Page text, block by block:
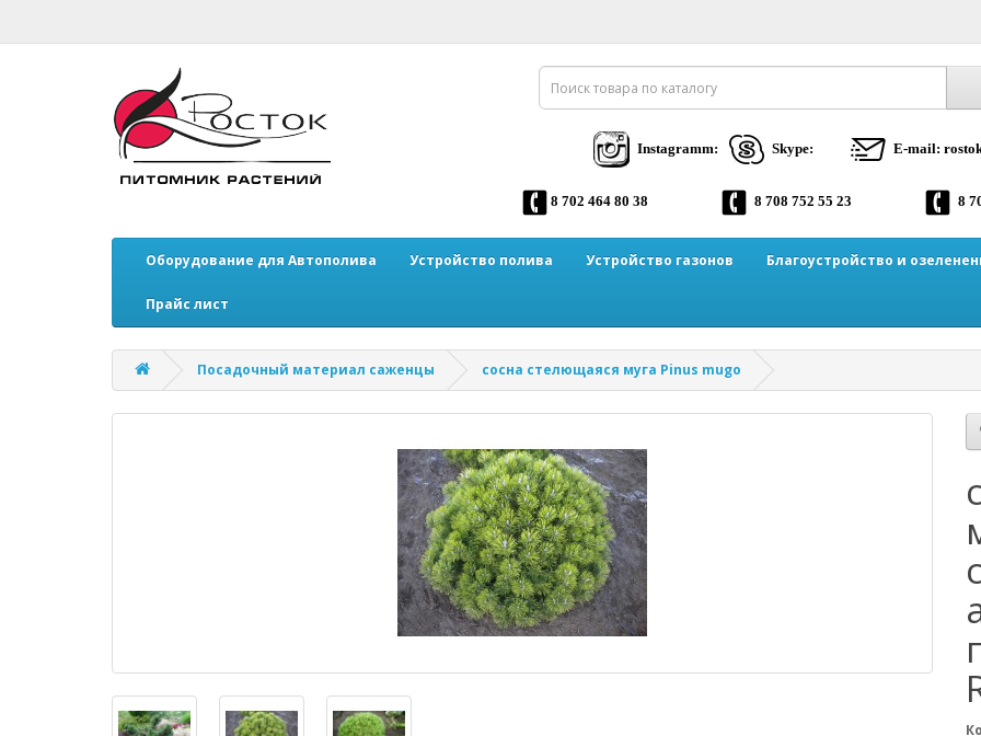
Instagramm: Skype: E-mail:
8 702 464 80 38 8 708 752 55 23 8
Оборудование для Автополива Устройство полива Устройство газонов Благоустройство и
Прайс лист
Посадочный материал саженцы сосна стелющаяся муга Pinus mugo